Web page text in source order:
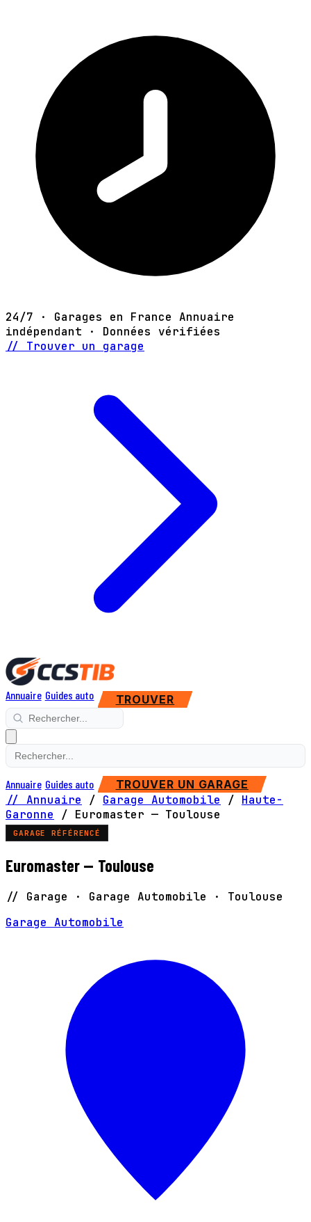
24/7 · Garages en France Annuaire
indépendant · Données vérifiées
// Trouver un garage
Annuaire Guides auto TROUVER
Annuaire Guides auto TROUVER UN GARAGE
// Annuaire / Garage Automobile / Haute-
Garonne
/ Euromaster — Toulouse
GARAGE RÉFÉRENCÉ
Euromaster — Toulouse
// Garage · Garage Automobile · Toulouse
Garage Automobile